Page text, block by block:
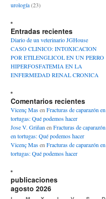
urología(23)
Entradas recientes
Diario de un veterinario JGHouse
CASO CLINICO: INTOXICACION
POR ETILENGLICOL EN UN PERRO
HIPERFOSFATEMIA EN LA
ENFERMEDAD RENAL CRONICA
Comentarios recientes
Vicenç Masen Fracturas de caparazón en
tortugas: Qué podemos hacer
Jose V. Griñan en Fracturas de caparazón
en tortugas: Qué podemos hacer
Vicenç Masen Fracturas de caparazón en
tortugas: Qué podemos hacer
publicaciones
agosto 2026